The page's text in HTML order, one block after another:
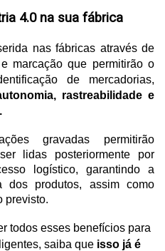
4.0 na sua fábrica
nas fábricas através de
marcação que permitirão o
de mercadorias,
rastreabilidade e
gravadas permitirão
lidas posteriormente por
logístico, garantindo a
dos produtos, assim como
previsto.
todos esses benefícios para
saiba que isso já é